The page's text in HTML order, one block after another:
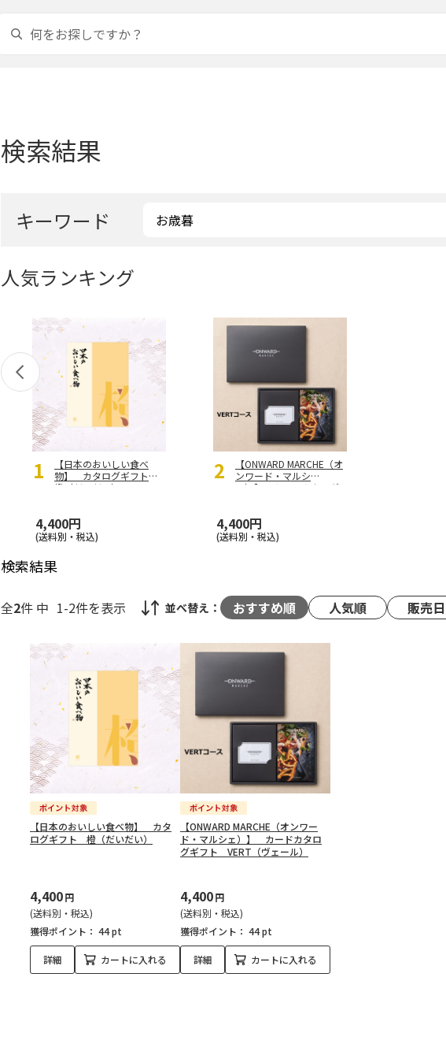
検索結果
キーワード
人気ランキング
1
【日本のおいしい食べ
物】 カタログギフト
橙（だいだい）
4,400円
(送料別・税込)
2
【ONWARD MARCHE（オ
ンワード・マルシ
ェ）】 カードカタログ
4,400円
(送料別・税込)
検索結果
全2件 中 1-2件を表示 並べ替え： おすすめ順 人気順 販売日
【日本のおいしい食べ物】 カタ
ログギフト 橙（だいだい）
4,400円
(送料別・税込)
獲得ポイント： 44 pt
詳細 カートに入れる
【ONWARD MARCHE（オンワー
ド・マルシェ）】 カードカタロ
グギフト VERT（ヴェール）
4,400円
(送料別・税込)
獲得ポイント： 44 pt
詳細 カートに入れる